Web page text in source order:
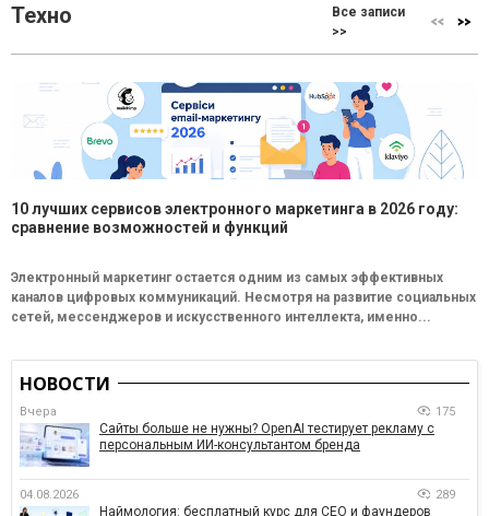
Техно
Все записи
>>
10 лучших сервисов электронного маркетинга в 2026 году:
сравнение возможностей и функций
Электронный маркетинг остается одним из самых эффективных
каналов цифровых коммуникаций. Несмотря на развитие социальных
сетей, мессенджеров и искусственного интеллекта, именно...
НОВОСТИ
Вчера 175
Сайты больше не нужны? OpenAI тестирует рекламу с
персональным ИИ-консультантом бренда
04.08.2026 289
Наймология: бесплатный курс для CEO и фаундеров